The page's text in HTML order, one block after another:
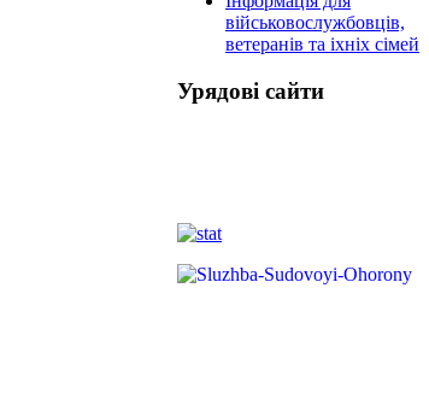
військовослужбовців,
ветеранів та іхніх сімей
Урядові сайти